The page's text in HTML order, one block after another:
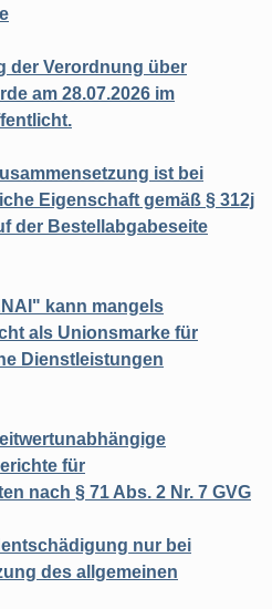
der Verordnung über
am 28.07.2026 im
ist bei
Eigenschaft gemäß § 312j
der Bestellabgabeseite
kann mangels
als Unionsmarke für
Dienstleistungen
für
nach § 71 Abs. 2 Nr. 7 GVG
nur bei
des allgemeinen